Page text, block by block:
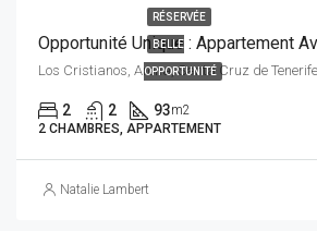
RÉSERVÉE
BELLE
OPPORTUNITÉ
2 2 93m2
2 CHAMBRES, APPARTEMENT
Natalie Lambert